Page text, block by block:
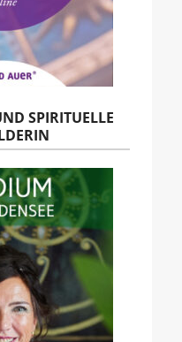
SPIRITUELLE